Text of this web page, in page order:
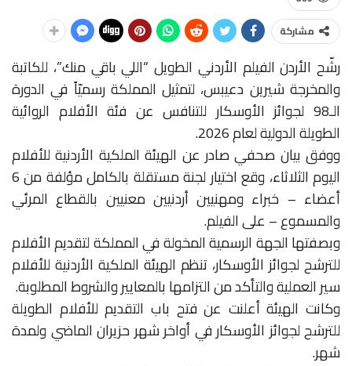
مشاركة
رشّح الأردن الفيلم الأردني الطويل “اللي باقي منك”، للكاتبة
والمخرجة شيرين دعيبس، لتمثيل المملكة رسميّاً في الدورة
الـ98 لجوائز الأوسكار للتنافس عن فئة الأفلام الروائية
الطويلة الدولية لعام 2026.
ووفق بيان صحفي صادر عن الهيئة الملكية الأردنية للأفلام
اليوم الثلاثاء، وقع اختيار لجنة مستقلة بالكامل مؤلفة من 6
أعضاء – خبراء ومهنيين أردنيين معنيين بالقطاع المرئي
والمسموع – على الفيلم.
وبصفتها الجهة الرسمية المخولة في المملكة لتقديم الأفلام
للترشح لجوائز الأوسكار، تنظم الهيئة الملكية الأردنية للأفلام
سير العملية والتأكد من التزامها بالمعايير والشروط المطلوبة.
وكانت الهيئة أعلنت عن فتح باب التقديم للأفلام الطويلة
للترشح لجوائز الأوسكار في أواخر شهر حزيران الماضي ولمدة
شهر.